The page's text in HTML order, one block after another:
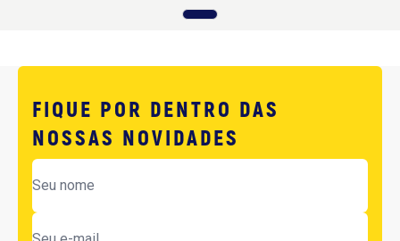
FIQUE POR DENTRO DAS
NOSSAS NOVIDADES